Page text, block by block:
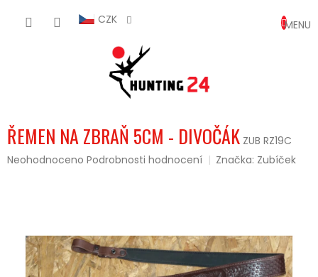
CZK
KOŠÍK
ŘEMEN NA ZBRAŇ 5CM - DIVOČÁK ZUB RZ19C
Průměrné
hvězdiček.
Neohodnoceno Podrobnosti hodnocení Značka: Zubíček